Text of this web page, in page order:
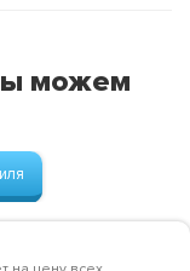
можем